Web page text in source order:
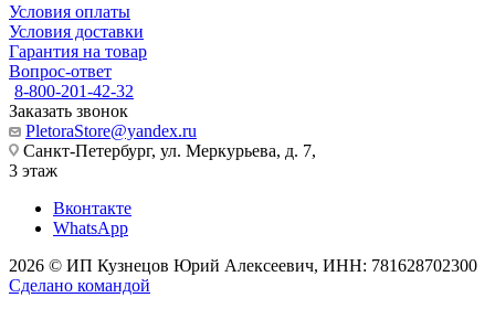
Условия оплаты
Условия доставки
Гарантия на товар
Вопрос-ответ
8-800-201-42-32
Заказать звонок
PletoraStore@yandex.ru
Санкт-Петербург, ул. Меркурьева, д. 7,
3 этаж
Вконтакте
WhatsApp
2026 © ИП Кузнецов Юрий Алексеевич, ИНН: 781628702300
Сделано командой